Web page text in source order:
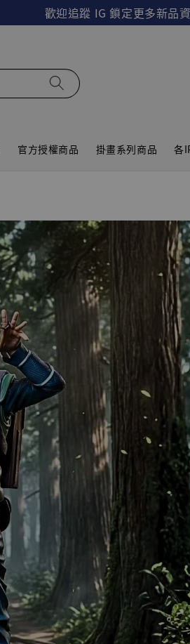
歡迎追蹤 IG 鎖定更多新品
官方授權商品 掛畫系列商品 各